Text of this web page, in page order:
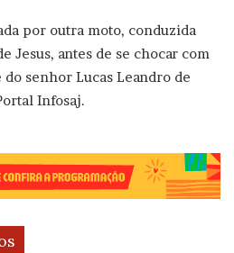
por outra moto, conduzida
Jesus, antes de se chocar com
senhor Lucas Leandro de
Infosaj.